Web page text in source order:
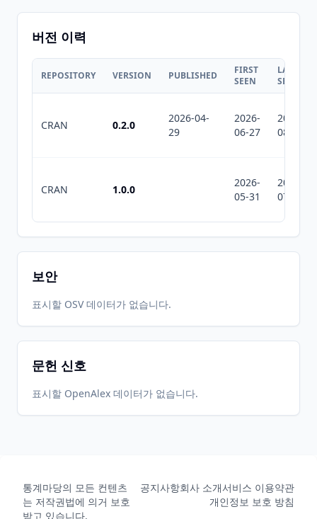
버전 이력
REPOSITORY VERSION PUBLISHED
FIRST
SEEN
LAST
SEEN
CRAN 0.2.0
2026-04-
29
2026-
06-27
2026-
08-04
CRAN 1.0.0
2026-
05-31
2026-
07-10
보안
표시할 OSV 데이터가 없습니다.
문헌 신호
표시할 OpenAlex 데이터가 없습니다.
통계마당의 모든 컨텐츠
는 저작권법에 의거 보호
받고 있습니다.
공지사항회사 소개서비스 이용약관
개인정보 보호 방침